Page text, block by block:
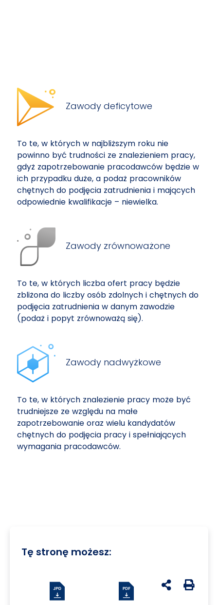
Zawody deficytowe
To te, w których w najbliższym roku nie
powinno być trudności ze znalezieniem pracy,
gdyż zapotrzebowanie pracodawców będzie w
ich przypadku duże, a podaż pracowników
chętnych do podjęcia zatrudnienia i mających
odpowiednie kwalifikacje – niewielka.
Zawody zrównoważone
To te, w których liczba ofert pracy będzie
zbliżona do liczby osób zdolnych i chętnych do
podjęcia zatrudnienia w danym zawodzie
(podaż i popyt zrównoważą się).
Zawody nadwyżkowe
To te, w których znalezienie pracy może być
trudniejsze ze względu na małe
zapotrzebowanie oraz wielu kandydatów
chętnych do podjęcia pracy i spełniających
wymagania pracodawców.
Tę stronę możesz:
udostępnij na
Generuj